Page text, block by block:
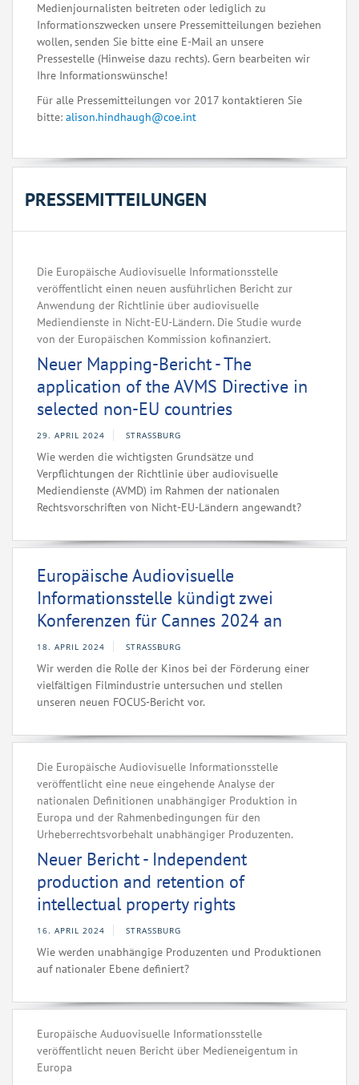
Medienjournalisten beitreten oder lediglich zu
Informationszwecken unsere Pressemitteilungen beziehen
wollen, senden Sie bitte eine E-Mail an unsere
Pressestelle (Hinweise dazu rechts). Gern bearbeiten wir
Ihre Informationswünsche!
Für alle Pressemitteilungen vor 2017 kontaktieren Sie
bitte: alison.hindhaugh@coe.int
PRESSEMITTEILUNGEN
Die Europäische Audiovisuelle Informationsstelle
veröffentlicht einen neuen ausführlichen Bericht zur
Anwendung der Richtlinie über audiovisuelle
Mediendienste in Nicht-EU-Ländern. Die Studie wurde
von der Europäischen Kommission kofinanziert.
Neuer Mapping-Bericht - The
application of the AVMS Directive in
selected non-EU countries
29. APRIL 2024 STRASSBURG
Wie werden die wichtigsten Grundsätze und
Verpflichtungen der Richtlinie über audiovisuelle
Mediendienste (AVMD) im Rahmen der nationalen
Rechtsvorschriften von Nicht-EU-Ländern angewandt?
Europäische Audiovisuelle
Informationsstelle kündigt zwei
Konferenzen für Cannes 2024 an
18. APRIL 2024 STRASSBURG
Wir werden die Rolle der Kinos bei der Förderung einer
vielfältigen Filmindustrie untersuchen und stellen
unseren neuen FOCUS-Bericht vor.
Die Europäische Audiovisuelle Informationsstelle
veröffentlicht eine neue eingehende Analyse der
nationalen Definitionen unabhängiger Produktion in
Europa und der Rahmenbedingungen für den
Urheberrechtsvorbehalt unabhängiger Produzenten.
Neuer Bericht - Independent
production and retention of
intellectual property rights
16. APRIL 2024 STRASSBURG
Wie werden unabhängige Produzenten und Produktionen
auf nationaler Ebene definiert?
Europäische Auduovisuelle Informationsstelle
veröffentlicht neuen Bericht über Medieneigentum in
Europa